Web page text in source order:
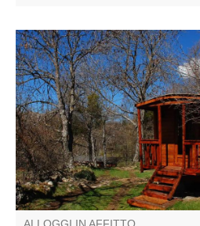
Allo Chalet le refuge, nel Parco
naturale regionale del Verdon,
a 1300 metri di altitudine, Luce
Martin vi accoglie in un vero e
proprio piccolo paradiso nel
cuore della natura: yurte,
chalet, roulotte gitane…
Lasciatevi tentare!
ALLOGGI IN AFFITTO